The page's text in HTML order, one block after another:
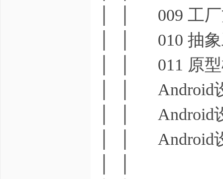
│ │ 009 工厂
│ │ 010 抽象
│ │ 011 原型
│ │ Android设
│ │ Android设
│ │ Android设